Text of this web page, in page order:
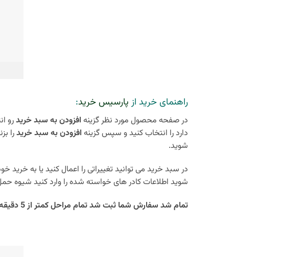
راهنمای خرید از پارسیس خرید:
در صفحه محصول مورد نظر گزینه افزودن به سبد خریدرو
دارد را انتخاب کنید و سپس گزینه افزودن به سبد خریدرا
شوید.
در سبد خرید می توانید تغییراتی را اعمال کنید یا به خرید
شوید اطلاعات کادر های خواسته شده را وارد کنید شیوه
تمام شد سفارش شما ثبت شد تمام مراحل کمتر از 5 دقیقه زمان خواهد برد.